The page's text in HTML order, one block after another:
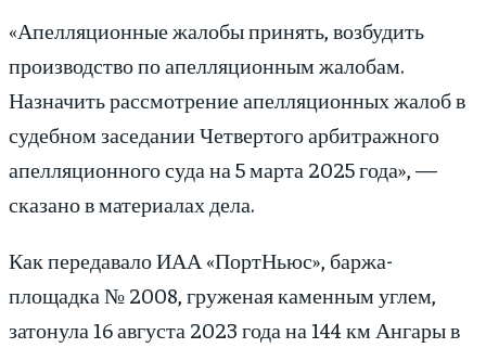
«Апелляционные жалобы принять, возбудить
производство по апелляционным жалобам.
Назначить рассмотрение апелляционных жалоб в
судебном заседании Четвертого арбитражного
апелляционного суда на 5 марта 2025 года», —
сказано в материалах дела.
Как передавало ИАА «ПортНьюс», баржа-
площадка № 2008, груженая каменным углем,
затонула 16 августа 2023 года на 144 км Ангары в